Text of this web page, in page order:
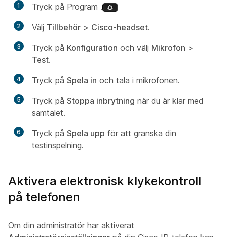
1 Tryck på Program .
2 Välj Tillbehör > Cisco-headset.
3 Tryck på Konfiguration och välj Mikrofon >
Test.
4 Tryck på Spela in och tala i mikrofonen.
5 Tryck på Stoppa inbrytning när du är klar med
samtalet.
6 Tryck på Spela upp för att granska din
testinspelning.
Aktivera elektronisk klykekontroll
på telefonen
Om din administratör har aktiverat